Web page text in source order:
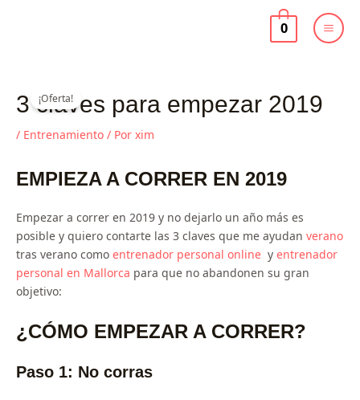
0
3 claves para empezar 2019
/ Entrenamiento / Por xim
EMPIEZA A CORRER EN 2019
Empezar a correr en 2019 y no dejarlo un año más es
posible y quiero contarte las 3 claves que me ayudan verano
tras verano como entrenador personal online y entrenador
personal en Mallorca para que no abandonen su gran
objetivo:
¿CÓMO EMPEZAR A CORRER?
Paso 1: No corras
¡Oferta!
precio
original
era:
precio
es: